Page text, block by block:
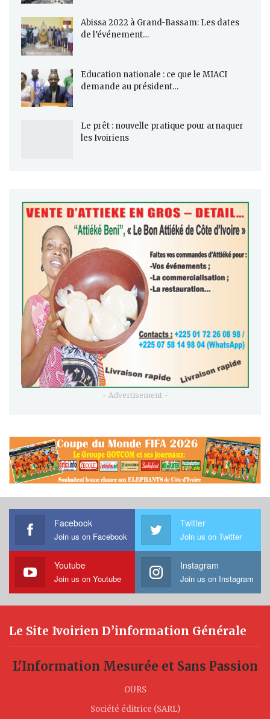
Abissa 2022 à Grand-Bassam: Les dates
de l’événement…
Education nationale : ce que le MIACI
demande au président…
Le prêt : nouvelle pratique pour arnaquer
les Ivoiriens
- Advertisement -
Facebook
Join us on Facebook
Twitter
Join us on Twitter
Youtube
Join us on Youtube
Instagram
Join us on Instagram
Le Site Ivoirien D’information Générale
L'Information Mesurée et Sans Passion
OURS
Société éditrice (SARL)